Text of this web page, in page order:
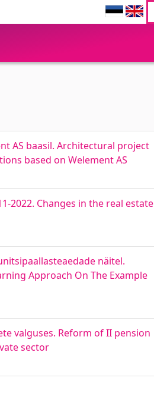
AS baasil. Architectural project
based on Welement AS
2022. Changes in the real estate
näitel.
Approach On The Example
valguses. Reform of II pension
sector